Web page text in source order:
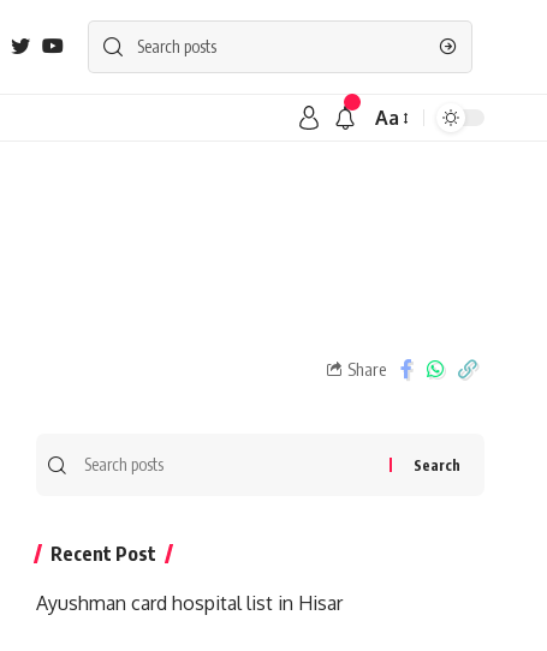
Aa
Share
Recent Post
Ayushman card hospital list in Hisar